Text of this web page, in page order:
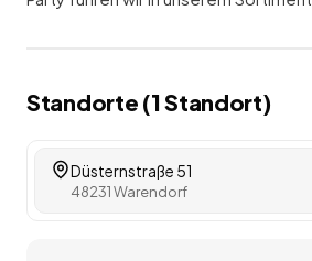
Standorte (1Standort)
Düsternstraße 51
48231 Warendorf